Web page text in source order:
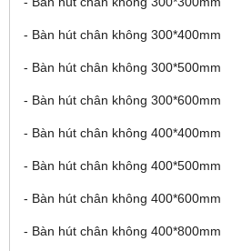
- Bàn hút chân không 300*400mm
- Bàn hút chân không 300*500mm
- Bàn hút chân không 300*600mm
- Bàn hút chân không 400*400mm
- Bàn hút chân không 400*500mm
- Bàn hút chân không 400*600mm
- Bàn hút chân không 400*800mm